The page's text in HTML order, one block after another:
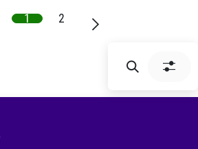
1 2